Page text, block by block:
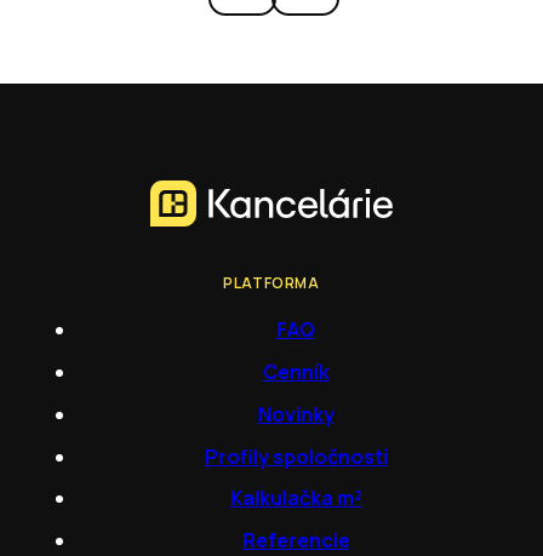
PLATFORMA
FAQ
Cenník
Novinky
Profily spoločností
Kalkulačka m²
Referencie